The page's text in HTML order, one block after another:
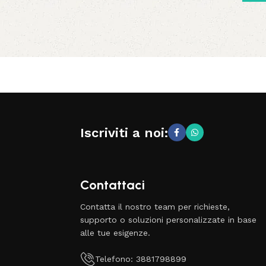
Iscriviti a noi:
Contattaci
Contatta il nostro team per richieste,
supporto o soluzioni personalizzate in base
alle tue esigenze.
Telefono: 3881798899